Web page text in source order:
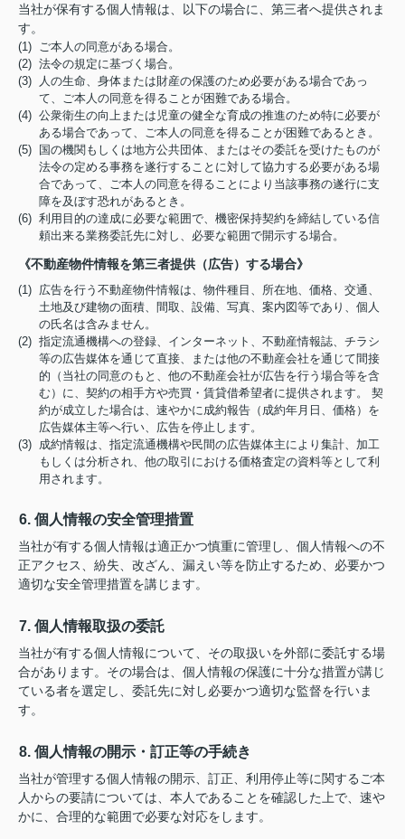
当社が保有する個人情報は、以下の場合に、第三者へ提供されま
す。
(1) ご本人の同意がある場合。
(2) 法令の規定に基づく場合。
(3) 人の生命、身体または財産の保護のため必要がある場合であっ
て、ご本人の同意を得ることが困難である場合。
(4) 公衆衛生の向上または児童の健全な育成の推進のため特に必要が
ある場合であって、ご本人の同意を得ることが困難であるとき。
(5) 国の機関もしくは地方公共団体、またはその委託を受けたものが
法令の定める事務を遂行することに対して協力する必要がある場
合であって、ご本人の同意を得ることにより当該事務の遂行に支
障を及ぼす恐れがあるとき。
(6) 利用目的の達成に必要な範囲で、機密保持契約を締結している信
頼出来る業務委託先に対し、必要な範囲で開示する場合。
《不動産物件情報を第三者提供（広告）する場合》
(1) 広告を行う不動産物件情報は、物件種目、所在地、価格、交通、
土地及び建物の面積、間取、設備、写真、案内図等であり、個人
の氏名は含みません。
(2) 指定流通機構への登録、インターネット、不動産情報誌、チラシ
等の広告媒体を通じて直接、または他の不動産会社を通じて間接
的（当社の同意のもと、他の不動産会社が広告を行う場合等を含
む）に、契約の相手方や売買・賃貸借希望者に提供されます。 契
約が成立した場合は、速やかに成約報告（成約年月日、価格）を
広告媒体主等へ行い、広告を停止します。
(3) 成約情報は、指定流通機構や民間の広告媒体主により集計、加工
もしくは分析され、他の取引における価格査定の資料等として利
用されます。
6. 個人情報の安全管理措置
当社が有する個人情報は適正かつ慎重に管理し、個人情報への不
正アクセス、紛失、改ざん、漏えい等を防止するため、必要かつ
適切な安全管理措置を講じます。
7. 個人情報取扱の委託
当社が有する個人情報について、その取扱いを外部に委託する場
合があります。その場合は、個人情報の保護に十分な措置が講じ
ている者を選定し、委託先に対し必要かつ適切な監督を行いま
す。
8. 個人情報の開示・訂正等の手続き
当社が管理する個人情報の開示、訂正、利用停止等に関するご本
人からの要請については、本人であることを確認した上で、速や
かに、合理的な範囲で必要な対応をします。